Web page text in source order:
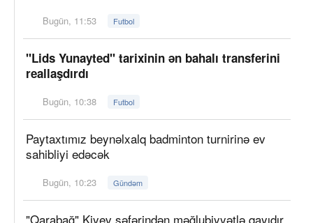
Bugün, 11:53 Futbol
"Lids Yunayted" tarixinin ən bahalı transferini
reallaşdırdı
Bugün, 10:38 Futbol
Paytaxtımız beynəlxalq badminton turnirinə ev
sahibliyi edəcək
Bugün, 10:23 Gündəm
"Qarabağ" Kiyev səfərindən məğlubiyyətlə qayıdır